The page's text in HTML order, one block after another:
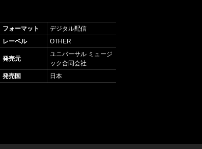
フォーマット
デジタル配信
レーベル
OTHER
発売元
ユニバーサル ミュージ
ック合同会社
発売国
日本